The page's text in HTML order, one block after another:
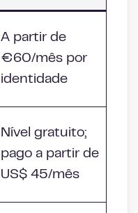
A partir de
€60/mês por
identidade
Nível gratuito;
pago a partir de
US$ 45/mês